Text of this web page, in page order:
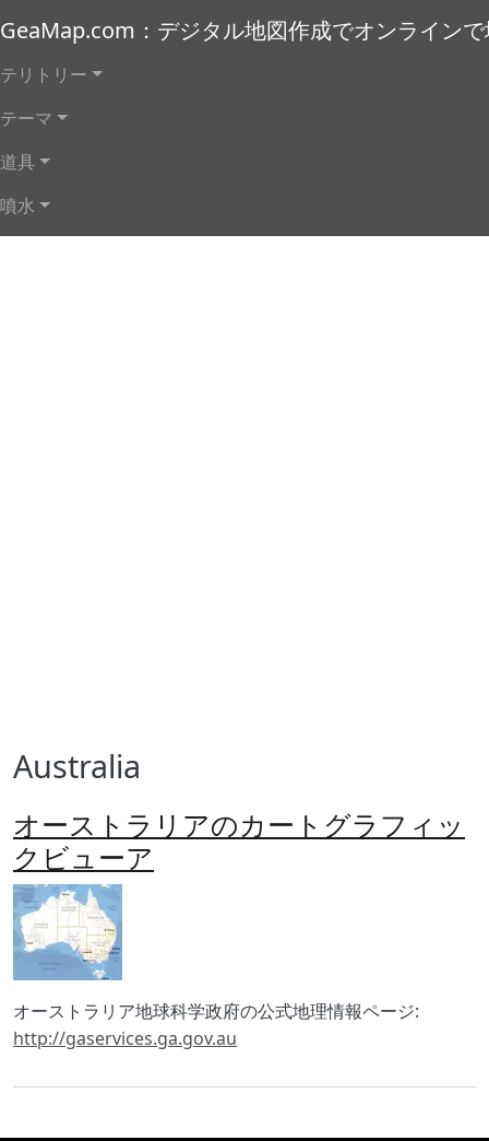
GeaMap.com：デジタル地図作成でオンライン
メインナビゲーション
テリトリー
テーマ
道具
噴水
Australia
オーストラリアのカートグラフィッ
クビューア
Imagen
Body
オーストラリア地球科学政府の公式地理情報ページ:
http://gaservices.ga.gov.au